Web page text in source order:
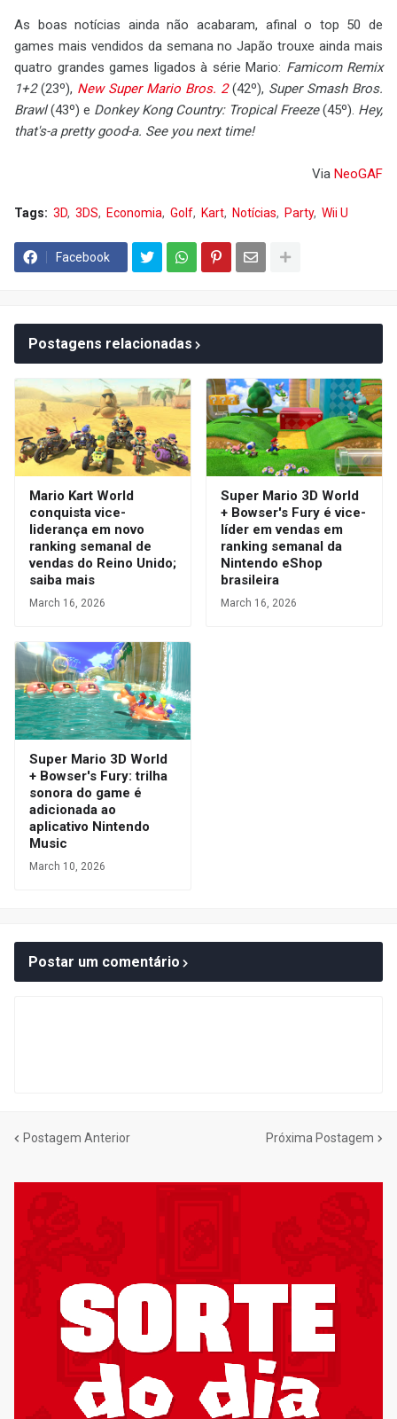
As boas notícias ainda não acabaram, afinal o top 50 de
games mais vendidos da semana no Japão trouxe ainda mais
quatro grandes games ligados à série Mario: Famicom Remix
1+2(23º), New Super Mario Bros. 2(42º), Super Smash Bros.
Brawl(43º) e Donkey Kong Country: Tropical Freeze(45º). Hey,
that's-a pretty good-a. See you next time!
Via NeoGAF
Tags: 3D 3DS Economia Golf Kart Notícias Party Wii U
Facebook
Postagens relacionadas
Mario Kart World
conquista vice-
liderança em novo
ranking semanal de
vendas do Reino Unido;
saiba mais
March 16, 2026
Super Mario 3D World
+ Bowser's Fury é vice-
líder em vendas em
ranking semanal da
Nintendo eShop
brasileira
March 16, 2026
Super Mario 3D World
+ Bowser's Fury: trilha
sonora do game é
adicionada ao
aplicativo Nintendo
Music
March 10, 2026
Postar um comentário
Postagem Anterior Próxima Postagem